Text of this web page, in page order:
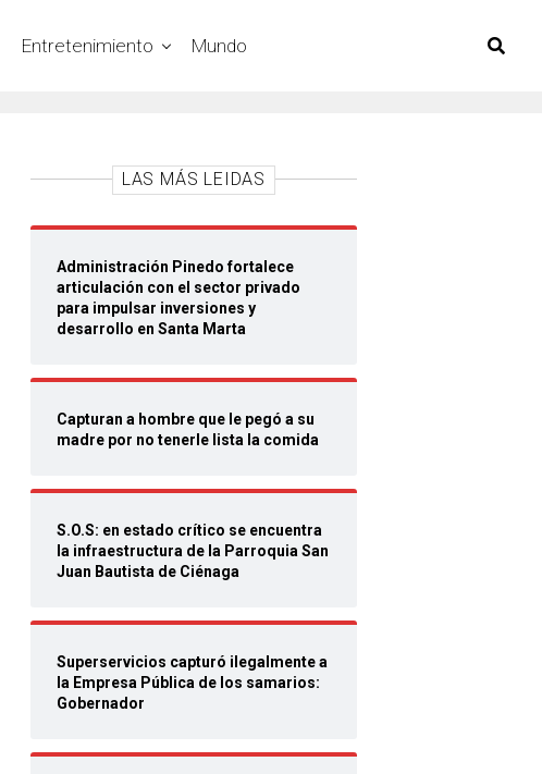
Entretenimiento Mundo
LAS MÁS LEIDAS
Administración Pinedo fortalece
articulación con el sector privado
para impulsar inversiones y
desarrollo en Santa Marta
Capturan a hombre que le pegó a su
madre por no tenerle lista la comida
S.O.S: en estado crítico se encuentra
la infraestructura de la Parroquia San
Juan Bautista de Ciénaga
Superservicios capturó ilegalmente a
la Empresa Pública de los samarios:
Gobernador